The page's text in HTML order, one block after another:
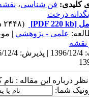
کلیدی:فن شناسی،نقشه
درخت
[PDF 220 kb]
علمی - پژوهشي|
درباره این مقاله : نام
شما: